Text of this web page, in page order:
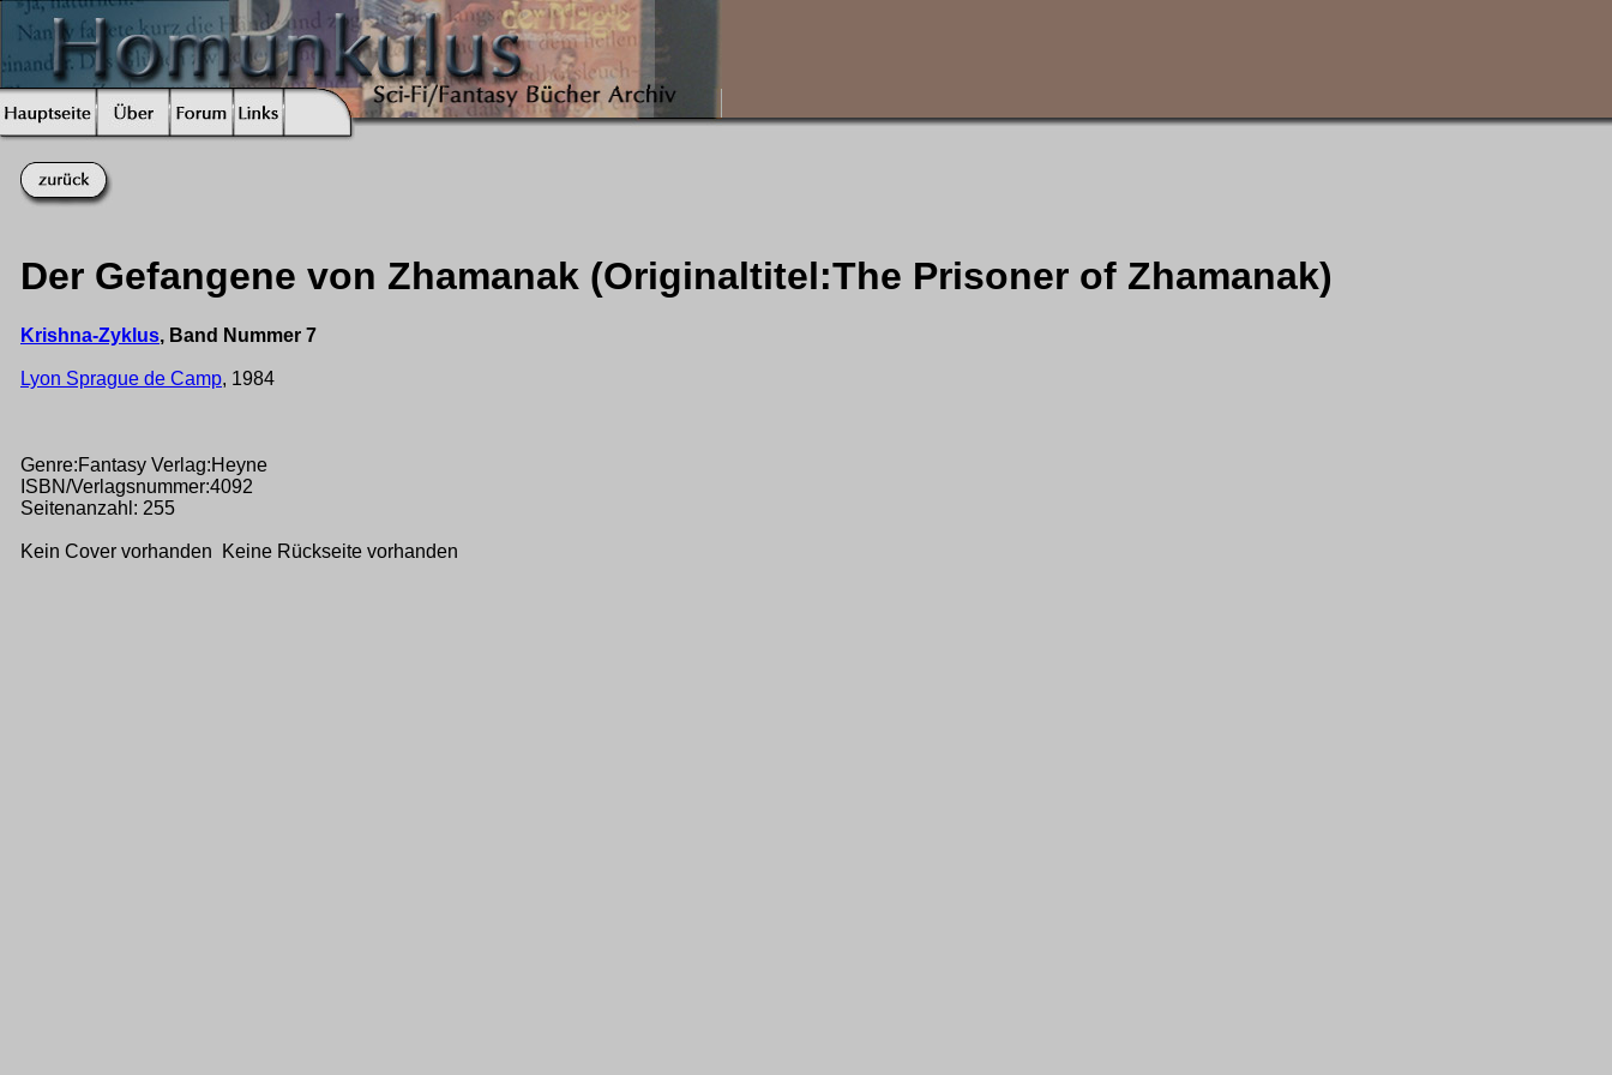
Der Gefangene von Zhamanak (Originaltitel:The Prisoner of Zhamanak)
Krishna-Zyklus, Band Nummer 7
Lyon Sprague de Camp, 1984
Genre:Fantasy Verlag:Heyne
ISBN/Verlagsnummer:4092
Seitenanzahl: 255
Kein Cover vorhanden Keine Rückseite vorhanden